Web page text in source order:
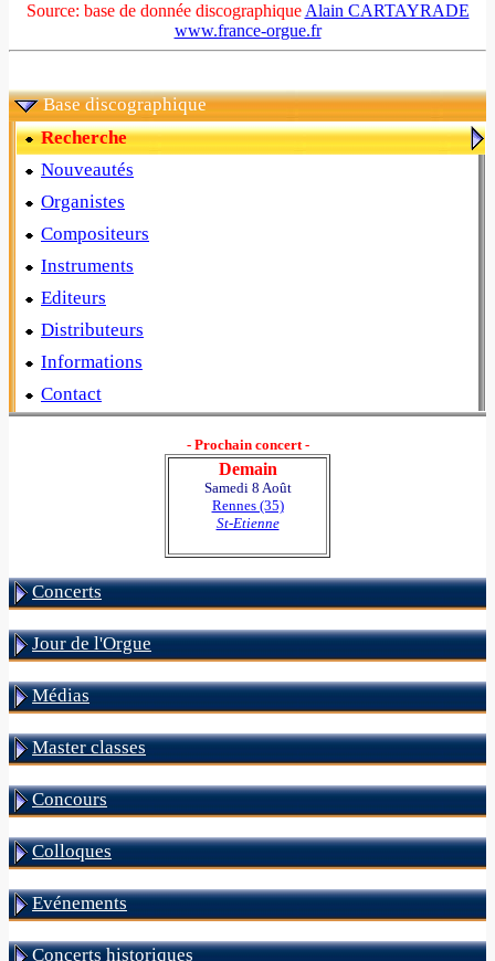
Source: base de donnée discographique Alain CARTAYRADE
www.france-orgue.fr
Base discographique
Recherche
Nouveautés
Organistes
Compositeurs
Instruments
Editeurs
Distributeurs
Informations
Contact
- Prochain concert -
Demain
Samedi 8 Août
Rennes (35)
St-Etienne
Concerts
Jour de l'Orgue
Médias
Master classes
Concours
Colloques
Evénements
Concerts historiques